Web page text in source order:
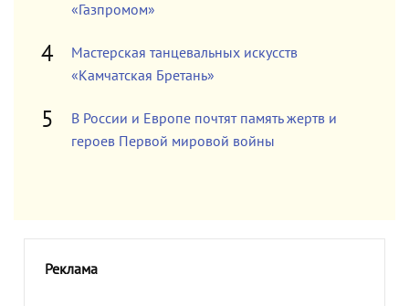
«Газпромом»
Мастерская танцевальных искусств
«Камчатская Бретань»
В России и Европе почтят память жертв и
героев Первой мировой войны
Реклама